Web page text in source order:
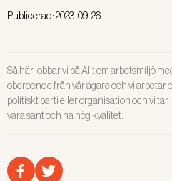
Publicerad:2023-09-26
Så här jobbar vi på Allt om arbetsmiljö
oberoende från vår ägare och vi arbetar
politiskt parti eller organisation och vi
vara sant och ha hög kvalitet.